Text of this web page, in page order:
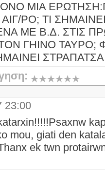
ΜΙΑ
ΡΟ; ΤΙ
ΜΕ Β.Δ. ΣΤΙΣ
ΓΗΙΝΟ ΤΑΥΡΟ;
ΣΤΡΑΠΑΤΣΑ
23:00
mou, giati den
ek twn